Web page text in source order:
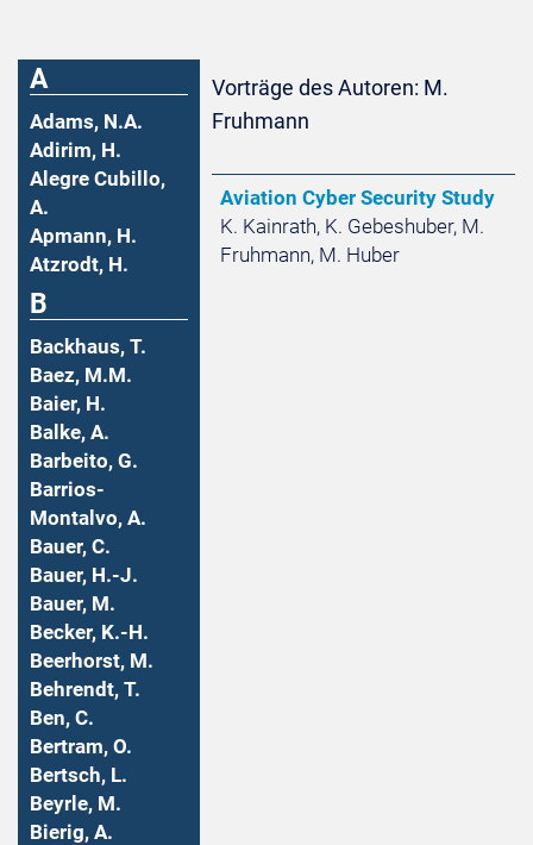
A
Adams, N.A.
Adirim, H.
Alegre Cubillo,
A.
Apmann, H.
Atzrodt, H.
B
Backhaus, T.
Baez, M.M.
Baier, H.
Balke, A.
Barbeito, G.
Barrios-
Montalvo, A.
Bauer, C.
Bauer, H.-J.
Bauer, M.
Becker, K.-H.
Beerhorst, M.
Behrendt, T.
Ben, C.
Bertram, O.
Bertsch, L.
Beyrle, M.
Bierig, A.
Vorträge des Autoren: M.
Fruhmann
Aviation Cyber Security Study
K. Kainrath, K. Gebeshuber, M.
Fruhmann, M. Huber